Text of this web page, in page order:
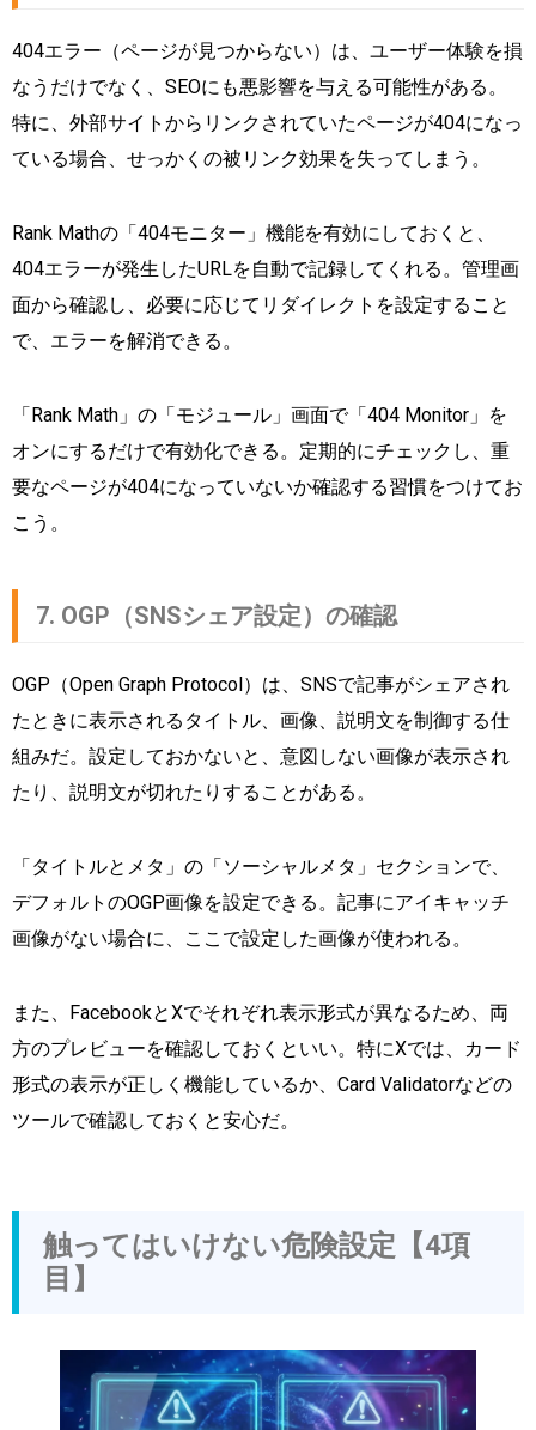
404エラー（ページが見つからない）は、ユーザー体験を損
なうだけでなく、SEOにも悪影響を与える可能性がある。
特に、外部サイトからリンクされていたページが404になっ
ている場合、せっかくの被リンク効果を失ってしまう。
Rank Mathの「404モニター」機能を有効にしておくと、
404エラーが発生したURLを自動で記録してくれる。管理画
面から確認し、必要に応じてリダイレクトを設定すること
で、エラーを解消できる。
「Rank Math」の「モジュール」画面で「404 Monitor」を
オンにするだけで有効化できる。定期的にチェックし、重
要なページが404になっていないか確認する習慣をつけてお
こう。
7. OGP（SNSシェア設定）の確認
OGP（Open Graph Protocol）は、SNSで記事がシェアされ
たときに表示されるタイトル、画像、説明文を制御する仕
組みだ。設定しておかないと、意図しない画像が表示され
たり、説明文が切れたりすることがある。
「タイトルとメタ」の「ソーシャルメタ」セクションで、
デフォルトのOGP画像を設定できる。記事にアイキャッチ
画像がない場合に、ここで設定した画像が使われる。
また、FacebookとXでそれぞれ表示形式が異なるため、両
方のプレビューを確認しておくといい。特にXでは、カード
形式の表示が正しく機能しているか、Card Validatorなどの
ツールで確認しておくと安心だ。
触ってはいけない危険設定【4項
目】